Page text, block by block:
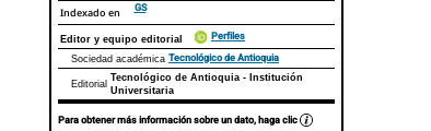
Indexado en GS
Editor y equipo editorial Perfiles
Sociedad académica Tecnológico de Antioquia
Editorial
Tecnológico de Antioquia - Institución
Universitaria
Para obtener más información sobre un dato, haga clic